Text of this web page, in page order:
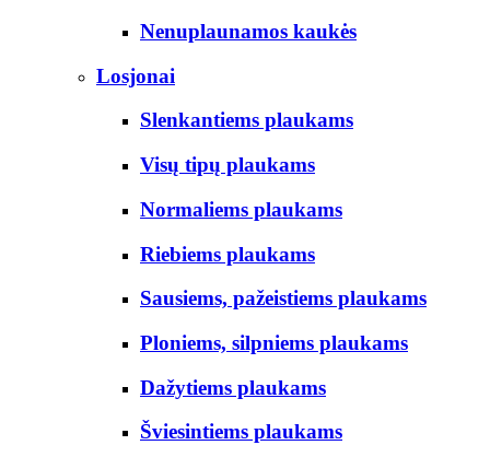
Nenuplaunamos kaukės
Losjonai
Slenkantiems plaukams
Visų tipų plaukams
Normaliems plaukams
Riebiems plaukams
Sausiems, pažeistiems plaukams
Ploniems, silpniems plaukams
Dažytiems plaukams
Šviesintiems plaukams